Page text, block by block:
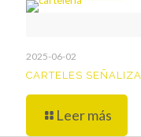
2025-06-02
CARTELES
Leer más